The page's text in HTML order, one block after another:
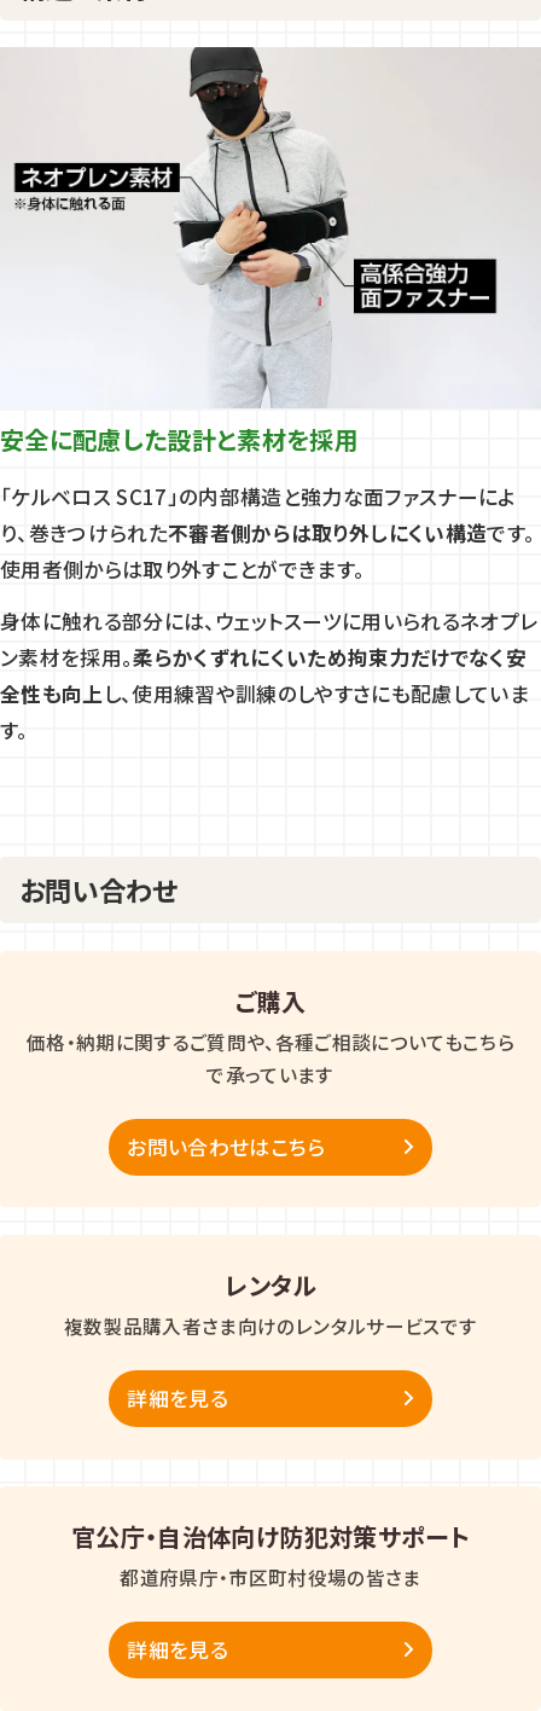
安全に配慮した設計と素材を採用
「ケルベロス SC17」の内部構造と強力な面ファスナーによ
り、巻きつけられた不審者側からは取り外しにくい構造です。
使用者側からは取り外すことができます。
身体に触れる部分には、ウェットスーツに用いられるネオプレ
ン素材を採用。柔らかくずれにくいため拘束力だけでなく安
全性も向上し、使用練習や訓練のしやすさにも配慮していま
す。
お問い合わせ
ご購入
価格・納期に関するご質問や、各種ご相談についてもこちら
で承っています
お問い合わせはこちら
レンタル
複数製品購入者さま向けのレンタルサービスです
詳細を見る
官公庁・自治体向け防犯対策サポート
都道府県庁・市区町村役場の皆さま
詳細を見る